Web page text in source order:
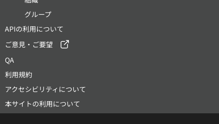
グループ
APIの利用について
ご意見・ご要望
QA
利用規約
アクセシビリティについて
本サイトの利用について